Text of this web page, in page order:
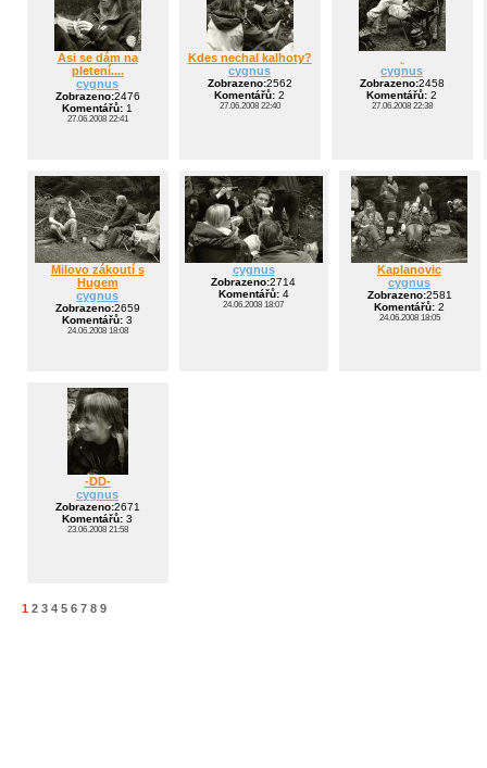
Asi se dám na
pletení....
cygnus
Zobrazeno:2476
Komentářů: 1
27.06.2008 22:41
Kdes nechal kalhoty?
cygnus
Zobrazeno:2562
Komentářů: 2
27.06.2008 22:40
cygnus
Zobrazeno:2458
Komentářů: 2
27.06.2008 22:38
Milovo zákoutí s
Hugem
cygnus
Zobrazeno:2659
Komentářů: 3
24.06.2008 18:08
cygnus
Zobrazeno:2714
Komentářů:4
24.06.2008 18:07
Kaplanovic
cygnus
Zobrazeno:2581
Komentářů: 2
24.06.2008 18:05
-DD-
cygnus
Zobrazeno:2671
Komentářů: 3
23.06.2008 21:58
1 2 3 4 5 6 7 8 9